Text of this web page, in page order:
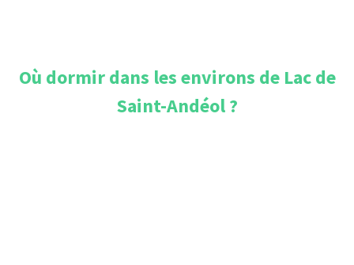
Où dormir dans les environs de Lac de
Saint-Andéol?